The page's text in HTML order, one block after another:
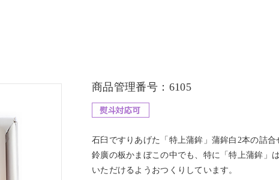
商品管理番号：6105
石臼ですりあげた「特上蒲鉾」蒲鉾白2本の詰合
鈴廣の板かまぼこの中でも、特に「特上蒲鉾」
いただけるようおつくりしています。